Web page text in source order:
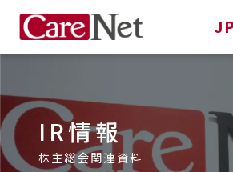
JP
IR情報
株主総会関連資料